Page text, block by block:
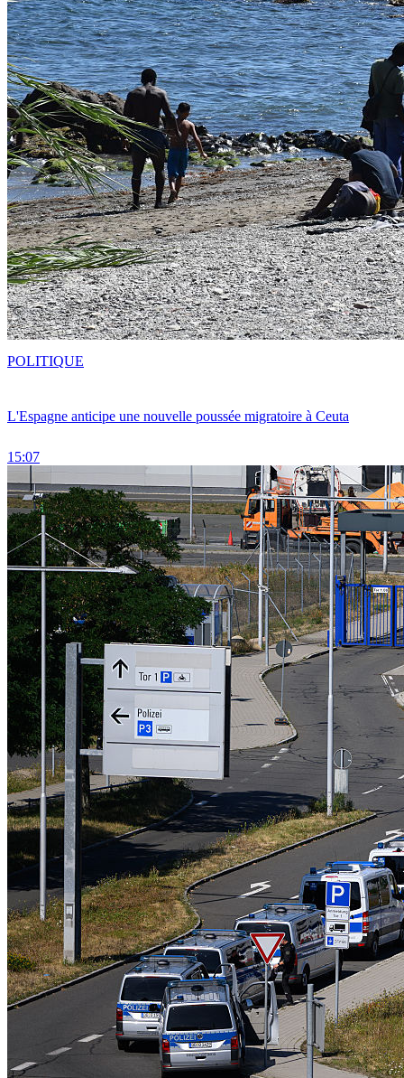
L'Espagne anticipe une nouvelle poussée migratoire à Ceuta
15:07
POLITIQUE